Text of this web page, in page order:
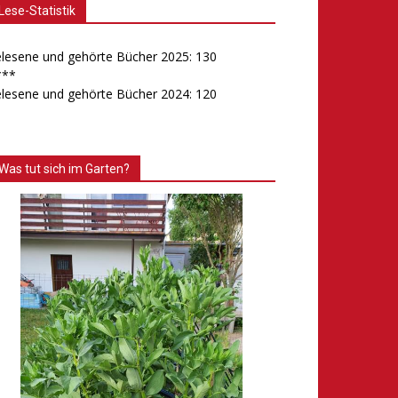
Lese-Statistik
und gehörte Bücher 2025: 130
und gehörte Bücher 2024: 120
tut sich im Garten?